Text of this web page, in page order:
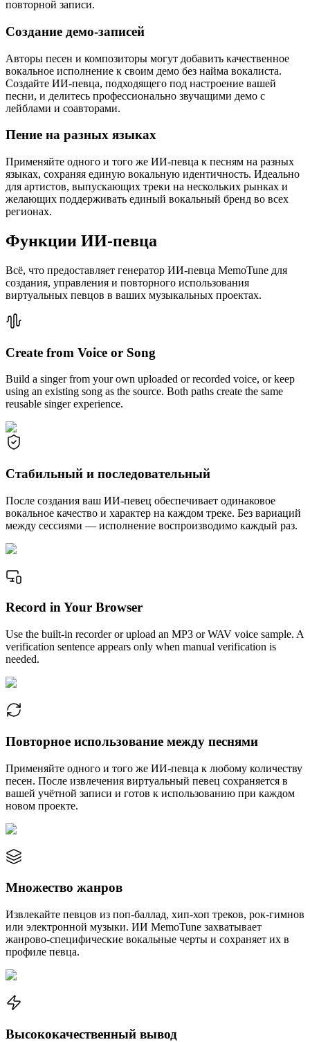
повторной записи.
Создание демо-записей
Авторы песен и композиторы могут добавить качественное
вокальное исполнение к своим демо без найма вокалиста.
Создайте ИИ-певца, подходящего под настроение вашей
песни, и делитесь профессионально звучащими демо с
лейблами и соавторами.
Пение на разных языках
Применяйте одного и того же ИИ-певца к песням на разных
языках, сохраняя единую вокальную идентичность. Идеально
для артистов, выпускающих треки на нескольких рынках и
желающих поддерживать единый вокальный бренд во всех
регионах.
Функции ИИ-певца
Всё, что предоставляет генератор ИИ-певца MemoTune для
создания, управления и повторного использования
виртуальных певцов в ваших музыкальных проектах.
Create from Voice or Song
Build a singer from your own uploaded or recorded voice, or keep
using an existing song as the source. Both paths create the same
reusable singer experience.
Стабильный и последовательный
После создания ваш ИИ-певец обеспечивает одинаковое
вокальное качество и характер на каждом треке. Без вариаций
между сессиями — исполнение воспроизводимо каждый раз.
Record in Your Browser
Use the built-in recorder or upload an MP3 or WAV voice sample. A
verification sentence appears only when manual verification is
needed.
Повторное использование между песнями
Применяйте одного и того же ИИ-певца к любому количеству
песен. После извлечения виртуальный певец сохраняется в
вашей учётной записи и готов к использованию при каждом
новом проекте.
Множество жанров
Извлекайте певцов из поп-баллад, хип-хоп треков, рок-гимнов
или электронной музыки. ИИ MemoTune захватывает
жанрово-специфические вокальные черты и сохраняет их в
профиле певца.
Высококачественный вывод